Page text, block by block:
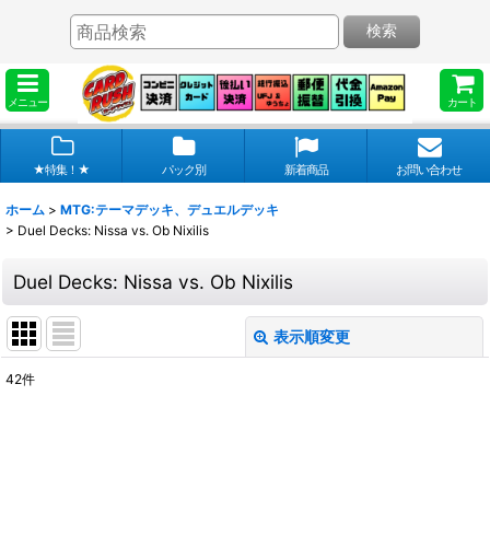
メニュー カート
検索
★特集！★ パック別 新着商品 お問い合わせ
ホーム > MTG:テーマデッキ、デュエルデッキ
> Duel Decks: Nissa vs. Ob Nixilis
Duel Decks: Nissa vs. Ob Nixilis
表示順変更
42件